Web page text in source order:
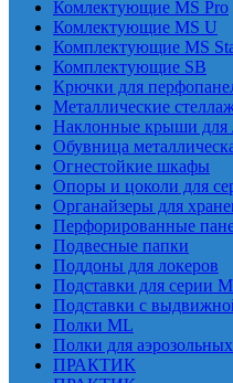
Комлектующие MS Pro
Комлектующие MS U
Комплектующие MS
Комплектующие SB
Крючки для
Металлические
Наклонные крыши для
Обувница
Огнестойкие шкафы
Опоры и цоколи для
Органайзеры для
Перфорированные
Подвесные папки
Поддоны для локеров
Подставки для серии
Подставки с
Полки ML
Полки для
ПРАКТИК